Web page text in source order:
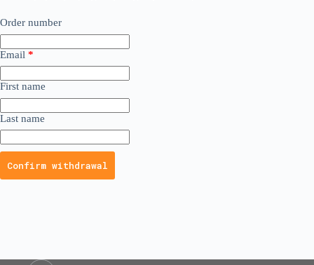
Order number
Email *
E
m
a
i
l
(
p
First name
Last name
Confirm withdrawal